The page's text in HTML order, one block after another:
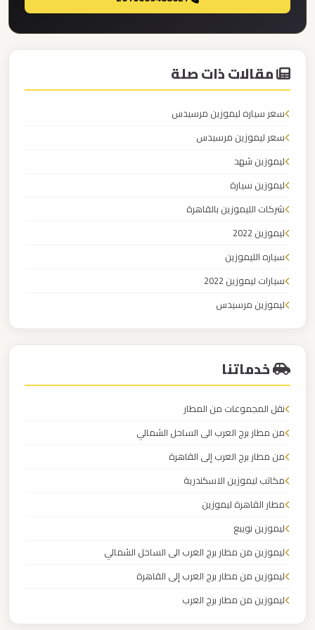
مقالات ذات صلة
سعر سياره ليموزين مرسيدس
سعر ليموزين مرسيدس
ليموزين شهد
ليموزين سيارة
شركات الليموزين بالقاهرة
ليموزين 2022
سياره الليموزين
سيارات ليموزين 2022
ليموزين مرسيدس
مرسيدس للايجار في مصر
خدماتنا
نقل المجموعات من المطار
من مطار برج العرب الى الساحل الشمالي
من مطار برج العرب إلى القاهرة
مكاتب ليموزين الاسكندرية
مطار القاهرة ليموزين
ليموزين نويبع
ليموزين من مطار برج العرب الى الساحل الشمالي
ليموزين من مطار برج العرب إلى القاهرة
ليموزين من مطار برج العرب
ليموزين من مطار القاهرة
ليموزين
مطار
العلمين
الجديدة
ليموزين
العلمين
ليموزين
العالمين
ليموزين
مطار
العاصمة
الادارية
اكتوبر
ليموزين
الجديدة
ليموزين
ليموزين